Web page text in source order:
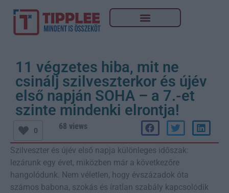
11 végzetes hiba, mit ne
csinálj szilveszterkor és újév
első napján SOHA – a 7.-et
szinte mindenki elrontja!
0 68 views
Szilveszter és újév első napja különleges időszak:
lezárunk egy évet, miközben már a következőre
hangolódunk. Nem véletlen, hogy évszázadok óta
számos babona, szokás és íratlan szabály kapcsolódik